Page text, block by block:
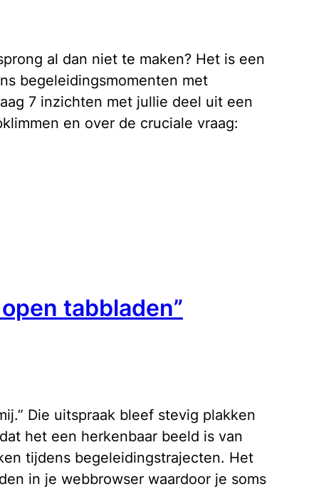
al dan niet te maken? Het is een
begeleidingsmomenten met
7 inzichten met jullie deel uit een
en over de cruciale vraag:
tabbladen”
Die uitspraak bleef stevig plakken
het een herkenbaar beeld is van
tijdens begeleidingstrajecten. Het
in je webbrowser waardoor je soms